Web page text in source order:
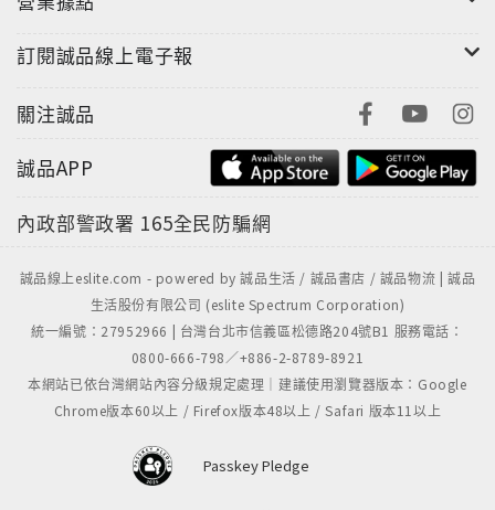
訂閱誠品線上電子報
關注誠品
誠品APP
內政部警政署 165全民防騙網
誠品線上eslite.com - powered by 誠品生活 / 誠品書店 / 誠品物流 | 誠品
生活股份有限公司 (eslite Spectrum Corporation)
統一編號：27952966 | 台灣台北市信義區松德路204號B1 服務電話：
0800-666-798／+886-2-8789-8921
本網站已依台灣網站內容分級規定處理｜建議使用瀏覽器版本：Google
Chrome版本60以上 / Firefox版本48以上 / Safari 版本11以上
Passkey Pledge